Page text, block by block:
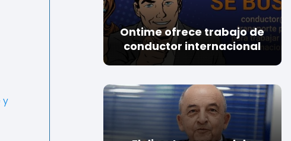
y
Ontime ofrece trabajo de
conductor internacional